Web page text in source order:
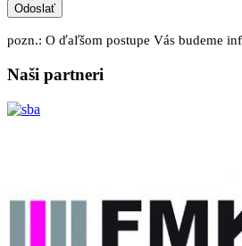
Odoslať
pozn.: O ďaľšom postupe Vás budeme
Naši partneri